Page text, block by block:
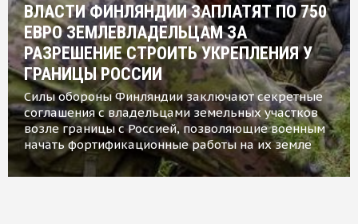
ВЛАСТИ ФИНЛЯНДИИ ЗАПЛАТЯТ ПО 750
ЕВРО ЗЕМЛЕВЛАДЕЛЬЦАМ ЗА
РАЗРЕШЕНИЕ СТРОИТЬ УКРЕПЛЕНИЯ У
ГРАНИЦЫ РОССИИ
Силы обороны Финляндии заключают секретные
соглашения с владельцами земельных участков
возле границы с Россией, позволяющие военным
начать фортификационные работы на их земле